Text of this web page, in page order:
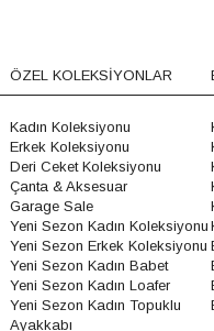
ÖZEL KOLEKSİYONLAR
Kadın Koleksiyonu
Erkek Koleksiyonu
Deri Ceket Koleksiyonu
Çanta & Aksesuar
Garage Sale
Yeni Sezon Kadın Koleksiyonu
Yeni Sezon Erkek Koleksiyonu
Yeni Sezon Kadın Babet
Yeni Sezon Kadın Loafer
Yeni Sezon Kadın Topuklu
Ayakkabı